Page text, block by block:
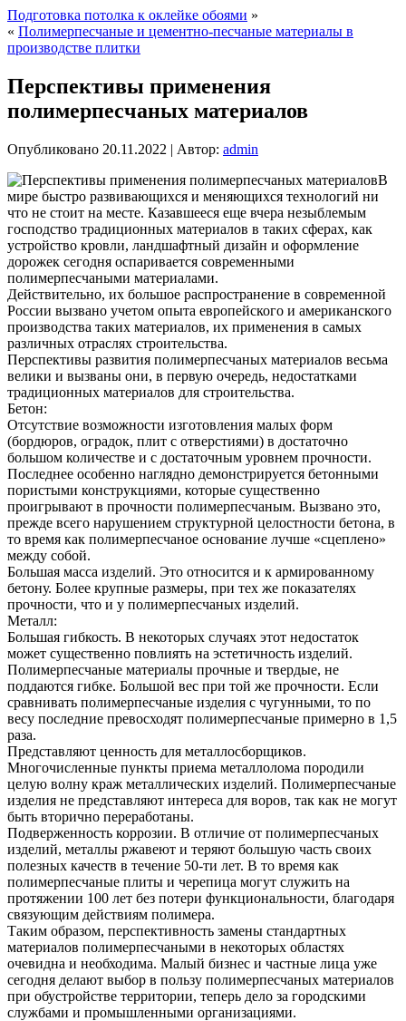
Подготовка потолка к оклейке обоями »
« Полимерпесчаные и цементно-песчаные материалы в
производстве плитки
Перспективы применения
полимерпесчаных материалов
Опубликовано 20.11.2022 | Автор: admin
В
мире быстро развивающихся и меняющихся технологий ни
что не стоит на месте. Казавшееся еще вчера незыблемым
господство традиционных материалов в таких сферах, как
устройство кровли, ландшафтный дизайн и оформление
дорожек сегодня оспаривается современными
полимерпесчаными материалами.
Действительно, их большое распространение в современной
России вызвано учетом опыта европейского и американского
производства таких материалов, их применения в самых
различных отраслях строительства.
Перспективы развития полимерпесчаных материалов весьма
велики и вызваны они, в первую очередь, недостатками
традиционных материалов для строительства.
Бетон:
Отсутствие возможности изготовления малых форм
(бордюров, оградок, плит с отверстиями) в достаточно
большом количестве и с достаточным уровнем прочности.
Последнее особенно наглядно демонстрируется бетонными
пористыми конструкциями, которые существенно
проигрывают в прочности полимерпесчаным. Вызвано это,
прежде всего нарушением структурной целостности бетона, в
то время как полимерпесчаное основание лучше «сцеплено»
между собой.
Большая масса изделий. Это относится и к армированному
бетону. Более крупные размеры, при тех же показателях
прочности, что и у полимерпесчаных изделий.
Металл:
Большая гибкость. В некоторых случаях этот недостаток
может существенно повлиять на эстетичность изделий.
Полимерпесчаные материалы прочные и твердые, не
поддаются гибке. Большой вес при той же прочности. Если
сравнивать полимерпесчаные изделия с чугунными, то по
весу последние превосходят полимерпесчаные примерно в 1,5
раза.
Представляют ценность для металлосборщиков.
Многочисленные пункты приема металлолома породили
целую волну краж металлических изделий. Полимерпесчаные
изделия не представляют интереса для воров, так как не могут
быть вторично переработаны.
Подверженность коррозии. В отличие от полимерпесчаных
изделий, металлы ржавеют и теряют большую часть своих
полезных качеств в течение 50-ти лет. В то время как
полимерпесчаные плиты и черепица могут служить на
протяжении 100 лет без потери функциональности, благодаря
связующим действиям полимера.
Таким образом, перспективность замены стандартных
материалов полимерпесчаными в некоторых областях
очевидна и необходима. Малый бизнес и частные лица уже
сегодня делают выбор в пользу полимерпесчаных материалов
при обустройстве территории, теперь дело за городскими
службами и промышленными организациями.